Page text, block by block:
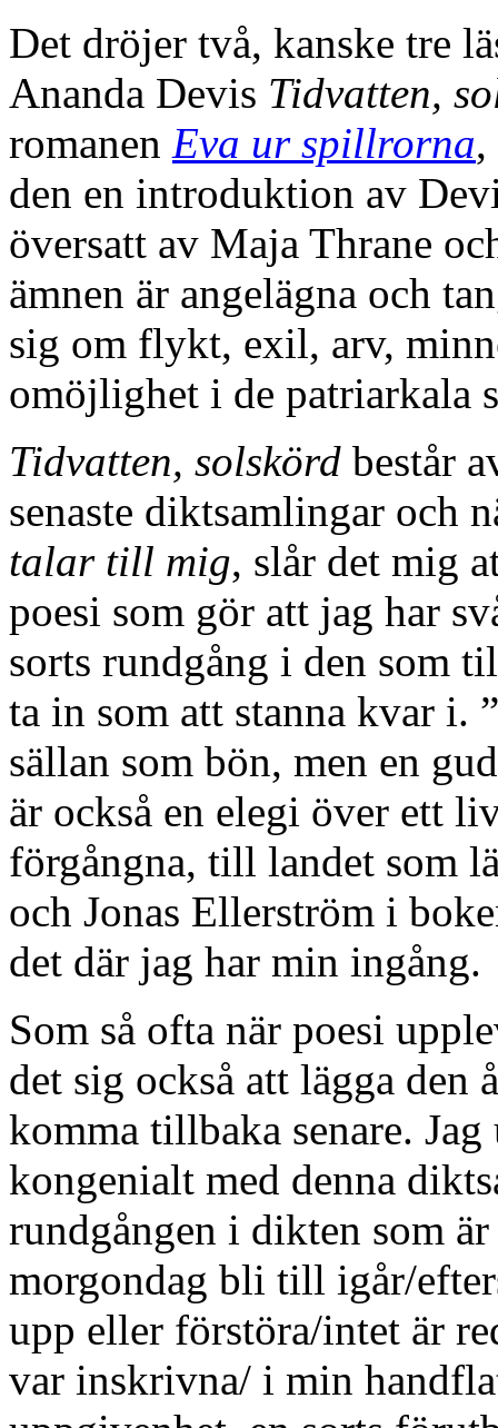
Det dröjer två, kanske tre
Ananda Devis Tidvatten,
romanen Eva ur spillrorna,
den en introduktion av
översatt av Maja Thrane
ämnen är angelägna och
sig om flykt, exil, arv,
omöjlighet i de patriarkala
Tidvatten, solskörd består
senaste diktsamlingar och
talar till mig, slår det mig
poesi som gör att jag har
sorts rundgång i den som
ta in som att stanna kvar i.
sällan som bön, men en
är också en elegi över ett
förgångna, till landet som
och Jonas Ellerström i
det där jag har min ingång.
Som så ofta när poesi
det sig också att lägga den
komma tillbaka senare.
kongenialt med denna
rundgången i dikten som
morgondag bli till igår/
upp eller förstöra/intet är
var inskrivna/ i min